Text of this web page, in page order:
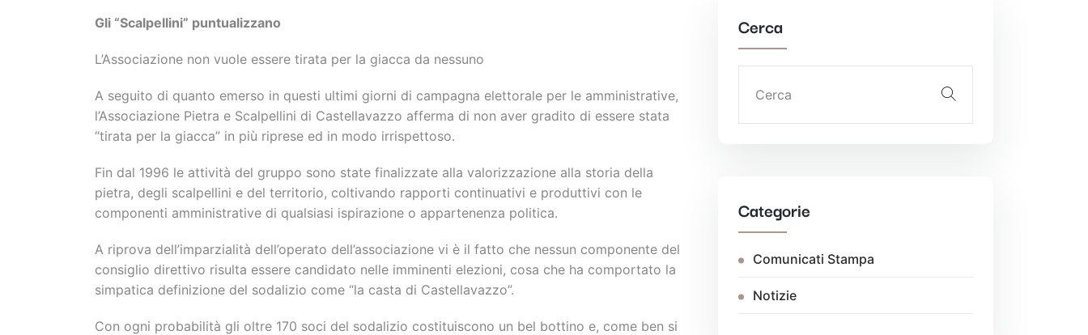
Gli “Scalpellini” puntualizzano
L’Associazione non vuole essere tirata per la giacca da nessuno
A seguito di quanto emerso in questi ultimi giorni di campagna elettorale per le amministrative,
l’Associazione Pietra e Scalpellini di Castellavazzo afferma di non aver gradito di essere stata
“tirata per la giacca” in più riprese ed in modo irrispettoso.
Fin dal 1996 le attività del gruppo sono state finalizzate alla valorizzazione alla storia della
pietra, degli scalpellini e del territorio, coltivando rapporti continuativi e produttivi con le
componenti amministrative di qualsiasi ispirazione o appartenenza politica.
A riprova dell’imparzialità dell’operato dell’associazione vi è il fatto che nessun componente del
consiglio direttivo risulta essere candidato nelle imminenti elezioni, cosa che ha comportato la
simpatica definizione del sodalizio come “la casta di Castellavazzo”.
Con ogni probabilità gli oltre 170 soci del sodalizio costituiscono un bel bottino e, come ben si
Cerca
Categorie
Comunicati Stampa
Notizie